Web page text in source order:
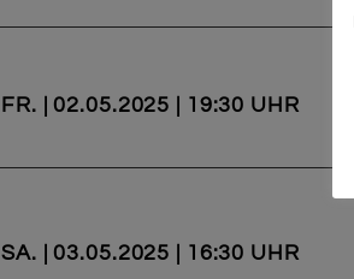
FR. | 02.05.2025 | 19:30 UHR
SA. | 03.05.2025 | 16:30 UHR